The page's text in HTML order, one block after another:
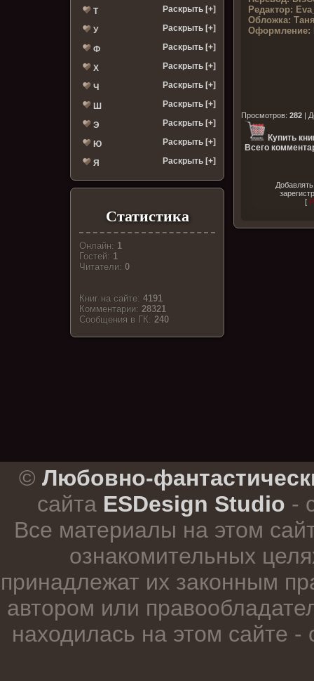
Т Раскрыть [+]
У Раскрыть [+]
Ф Раскрыть [+]
Х Раскрыть [+]
Ч Раскрыть [+]
Ш Раскрыть [+]
Э Раскрыть [+]
Ю Раскрыть [+]
Я Раскрыть [+]
Статистика
Онлайн: 1
Гостей: 1
Читатели:0
Книг на сайте:4191
Комментарии:28321
Cообщения в ГК:240
Редактор:
Обложка:
Оформление:
Просмотров:282 |
Купить
Всего
[
© Любовно-
сайта ESDesign Studio -
Все материалы на этом
ознакомительных
принадлежат их законным
автором или
находилась на этом сайте